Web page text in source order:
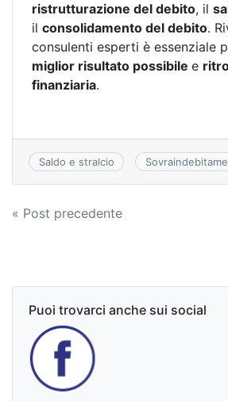
ristrutturazione del debito, il
il consolidamento del debito.
consulenti esperti è essenziale
miglior risultato possibile e
finanziaria.
Saldo e stralcio
Navigazione
« Post precedente
Puoi trovarci anche sui social